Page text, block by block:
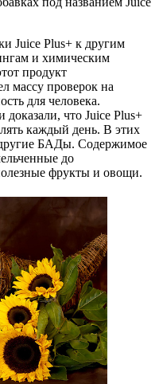
Juice Plus+ к другим
и химическим
продукт
массу проверок на
для человека.
что Juice Plus+
каждый день. В этих
другие БАДы. Содержимое
до
фрукты и овощи.